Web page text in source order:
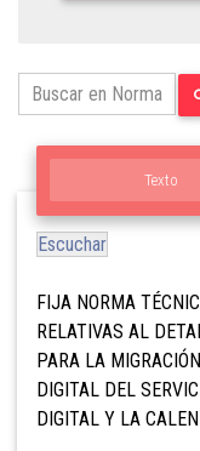
Texto
Escuchar
FIJA NORMA
RELATIVAS AL
PARA LA
DIGITAL DEL
DIGITAL Y LA